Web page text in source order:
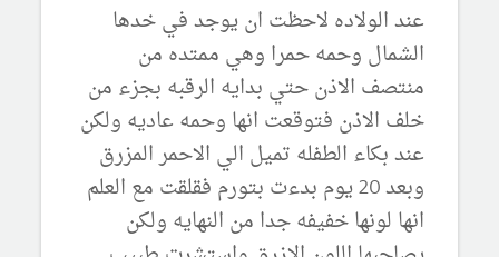
عند الولاده لاحظت ان يوجد في خدها
الشمال وحمه حمرا وهي ممتده من
منتصف الاذن حتي بدايه الرقبه بجزء من
خلف الاذن فتوقعت انها وحمه عاديه ولكن
عند بكاء الطفله تميل الي الاحمر المزرق
وبعد 20 يوم بدءت بتورم فقلقت مع العلم
انها لونها خفيفه جدا من النهايه ولكن